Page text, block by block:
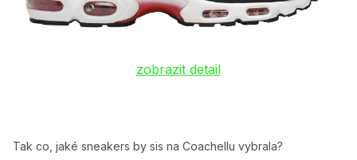
zobrazit detail
Tak co, jaké sneakers by sis na Coachellu vybrala?